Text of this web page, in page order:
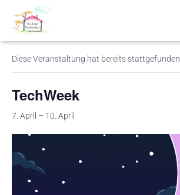
« Alle Veranstaltungen
Diese Veranstaltung hat bereits stattgefunden.
TechWeek
7. April – 10. April